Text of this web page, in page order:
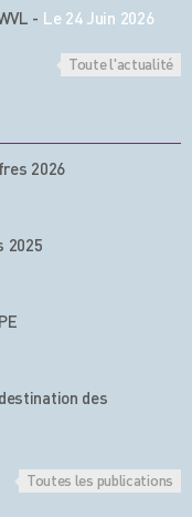
- Le 24 Juin 2026
Toute l'actualité
2026
2025
des
Toutes les publications